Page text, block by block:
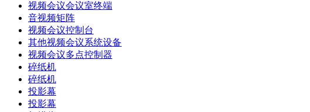
视频会议会议室终端
音视频矩阵
视频会议控制台
其他视频会议系统设备
视频会议多点控制器
碎纸机
碎纸机
投影幕
投影幕